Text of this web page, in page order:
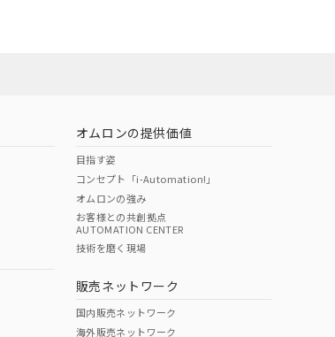
O
オムロンの提供価値
目指す姿
コンセプト「i-Automation!」
オムロンの強み
お客様との共創拠点
AUTOMATION CENTER
技術を磨く現場
販売ネットワーク
国内販売ネットワーク
海外販売ネットワーク